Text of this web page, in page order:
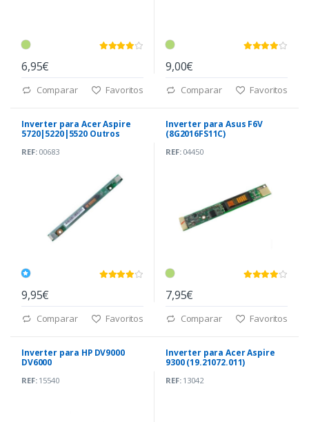
6,95€
Comparar Favoritos
9,00€
Comparar Favoritos
Inverter para Acer Aspire
5720|5220|5520 Outros
REF:00683
9,95€
Comparar Favoritos
Inverter para Asus F6V
(8G2016FS11C)
REF:04450
7,95€
Comparar Favoritos
Inverter para HP DV9000
DV6000
REF:15540
Inverter para Acer Aspire
9300 (19.21072.011)
REF:13042